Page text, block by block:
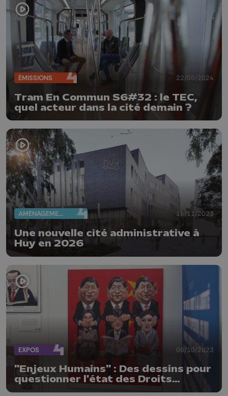
ÉMISSIONS 22/05/2024
Tram En Commun S6#32 : le TEC,
quel acteur dans la cité demain ?
AMÉNAGEMENT DU TERRITOIRE 16/11/2023
Une nouvelle cité administrative à
Huy en 2026
EXPOS 06/10/2023
"Enjeux Humains" : Des dessins pour
questionner l'état des Droits